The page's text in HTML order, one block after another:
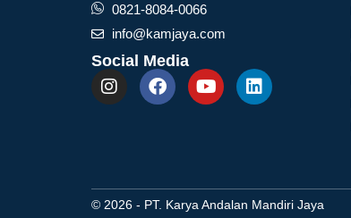
0821-8084-0066
info@kamjaya.com
Social Media
© 2026 - PT. Karya Andalan Mandiri Jaya